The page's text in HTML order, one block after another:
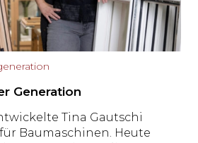
Generation
Tina Gautschi
Baumaschinen. Heute